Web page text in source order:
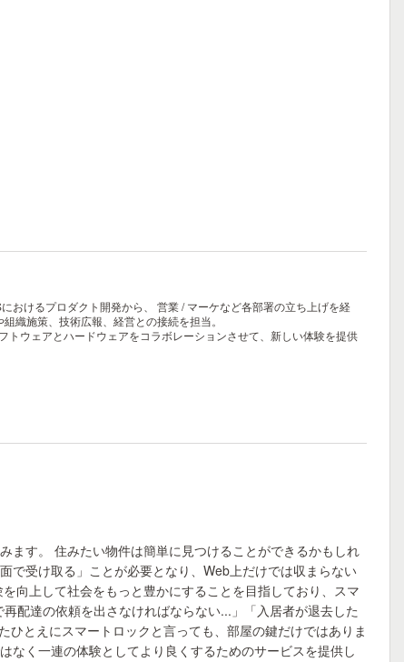
おけるプロダクト開発から、 営業 / マーケなど各部署の立ち上げを経
織施策、技術広報、経営との接続を担当。
ウェアとハードウェアをコラボレーションさせて、新しい体験を提供
ます。 住みたい物件は簡単に見つけることができるかもしれ
で受け取る」ことが必要となり、Web上だけでは収まらない
向上して社会をもっと豊かにすることを目指しており、スマ
配達の依頼を出さなければならない...」「入居者が退去した
とえにスマートロックと言っても、部屋の鍵だけではありま
なく一連の体験としてより良くするためのサービスを提供し